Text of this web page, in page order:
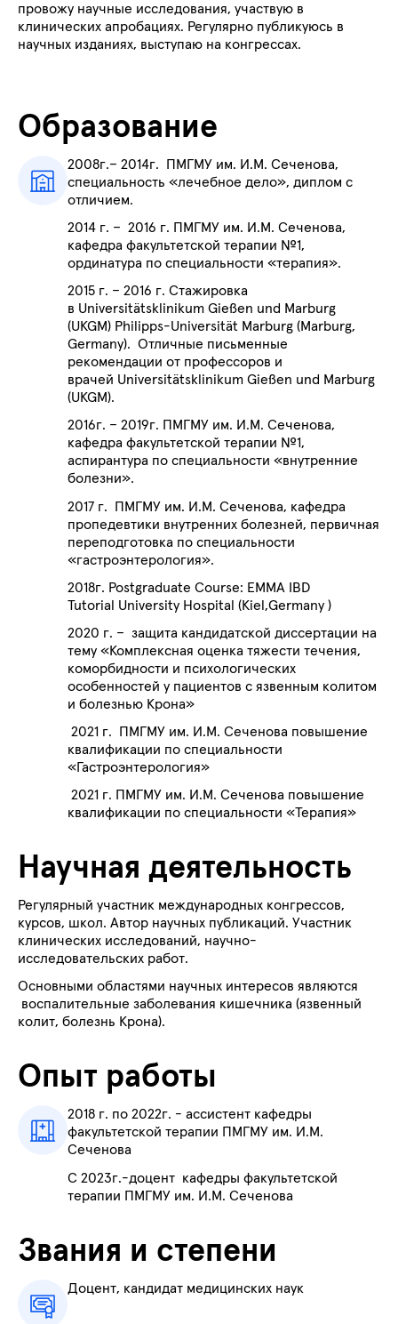
провожу научные исследования, участвую в
клинических апробациях. Регулярно публикуюсь в
научных изданиях, выступаю на конгрессах.
Образование
2008г.– 2014г. ПМГМУ им. И.М. Сеченова,
специальность «лечебное дело», диплом с
отличием.
2014 г. – 2016 г. ПМГМУ им. И.М. Сеченова,
кафедра факультетской терапии №1,
ординатура по специальности «терапия».
2015 г. – 2016 г. Стажировка
в Universitätsklinikum Gießen und Marburg
(UKGM) Philipps-Universität Marburg (Marburg,
Germany). Отличные письменные
рекомендации от профессоров и
врачей Universitätsklinikum Gießen und Marburg
(UKGM).
2016г. – 2019г. ПМГМУ им. И.М. Сеченова,
кафедра факультетской терапии №1,
аспирантура по специальности «внутренние
болезни».
2017 г. ПМГМУ им. И.М. Сеченова, кафедра
пропедевтики внутренних болезней, первичная
переподготовка по специальности
«гастроэнтерология».
2018г. Postgraduate Course: EMMA IBD
Tutorial University Hospital (Kiel,Germany )
2020 г. – защита кандидатской диссертации на
тему «Комплексная оценка тяжести течения,
коморбидности и психологических
особенностей у пациентов с язвенным колитом
и болезнью Крона»
2021 г. ПМГМУ им. И.М. Сеченова повышение
квалификации по специальности
«Гастроэнтерология»
2021 г. ПМГМУ им. И.М. Сеченова повышение
квалификации по специальности «Терапия»
Научная деятельность
Регулярный участник международных конгрессов,
курсов, школ. Автор научных публикаций. Участник
клинических исследований, научно-
исследовательских работ.
Основными областями научных интересов являются
воспалительные заболевания кишечника (язвенный
колит, болезнь Крона).
Опыт работы
2018 г. по 2022г. - ассистент кафедры
факультетской терапии ПМГМУ им. И.М.
Сеченова
С 2023г.-доцент кафедры факультетской
терапии ПМГМУ им. И.М. Сеченова
Звания и степени
Доцент, кандидат медицинских наук